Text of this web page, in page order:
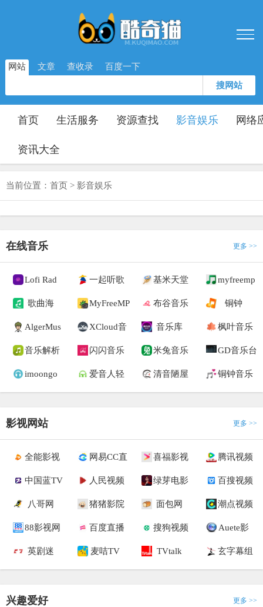
网站 文章 查收录 百度一下
搜网站
首页 生活服务 资源查找 影音娱乐 网络
资讯大全
当前位置： 首页 > 影音娱乐
在线音乐 更多 >>
Lofi Rad 一起听歌 基米天堂 myfreemp
歌曲海 MyFreeMP 布谷音乐 铜钟
AlgerMus XCloud音 音乐库 枫叶音乐
音乐解析 闪闪音乐 米兔音乐 GD音乐台
imoongo 爱音人轻 清音陋屋 铜钟音乐
影视网站 更多 >>
全能影视 网易CC直 喜福影视 腾讯视频
中国蓝TV 人民视频 绿芽电影 百搜视频
八哥网 猪猪影院 面包网 潮点视频
88影视网 百度直播 搜狗视频 Auete影
英剧迷 麦咭TV TVtalk 玄字幕组
兴趣爱好 更多 >>